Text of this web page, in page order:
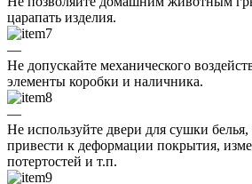
царапать изделия.
—
Не допускайте механического
элементы коробки и наличника.
—
Не используйте двери для сушки
привести к деформации покрытия,
потертостей и т.п.